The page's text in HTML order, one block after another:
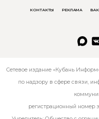
КОНТАКТЫ РЕКЛАМА
Сетевое издание «Кубань
по надзору в сфере связи,
регистрационный номер